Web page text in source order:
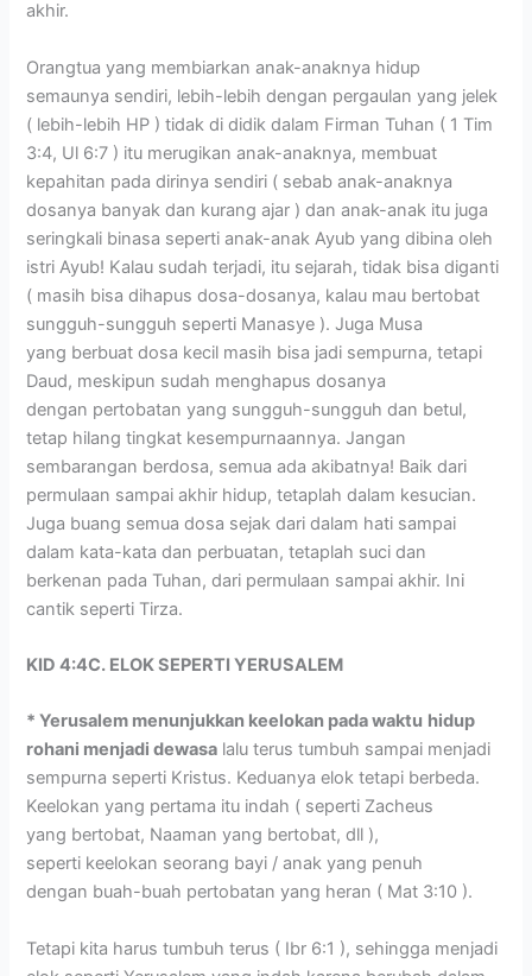
akhir.
Orangtua yang membiarkan anak-anaknya hidup
semaunya sendiri, lebih-lebih dengan pergaulan yang jelek
( lebih-lebih HP ) tidak di didik dalam Firman Tuhan ( 1 Tim
3:4, Ul 6:7 ) itu merugikan anak-anaknya, membuat
kepahitan pada dirinya sendiri ( sebab anak-anaknya
dosanya banyak dan kurang ajar ) dan anak-anak itu juga
seringkali binasa seperti anak-anak Ayub yang dibina oleh
istri Ayub! Kalau sudah terjadi, itu sejarah, tidak bisa diganti
( masih bisa dihapus dosa-dosanya, kalau mau bertobat
sungguh-sungguh seperti Manasye ). Juga Musa
yang berbuat dosa kecil masih bisa jadi sempurna, tetapi
Daud, meskipun sudah menghapus dosanya
dengan pertobatan yang sungguh-sungguh dan betul,
tetap hilang tingkat kesempurnaannya. Jangan
sembarangan berdosa, semua ada akibatnya! Baik dari
permulaan sampai akhir hidup, tetaplah dalam kesucian.
Juga buang semua dosa sejak dari dalam hati sampai
dalam kata-kata dan perbuatan, tetaplah suci dan
berkenan pada Tuhan, dari permulaan sampai akhir. Ini
cantik seperti Tirza.
KID 4:4C. ELOK SEPERTI YERUSALEM
* Yerusalem menunjukkan keelokan pada waktu hidup
rohani menjadi dewasa lalu terus tumbuh sampai menjadi
sempurna seperti Kristus. Keduanya elok tetapi berbeda.
Keelokan yang pertama itu indah ( seperti Zacheus
yang bertobat, Naaman yang bertobat, dll ),
seperti keelokan seorang bayi / anak yang penuh
dengan buah-buah pertobatan yang heran ( Mat 3:10 ).
Tetapi kita harus tumbuh terus ( Ibr 6:1 ), sehingga menjadi